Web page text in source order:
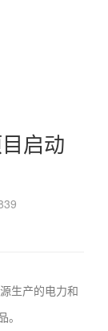
启动
生产的电力和